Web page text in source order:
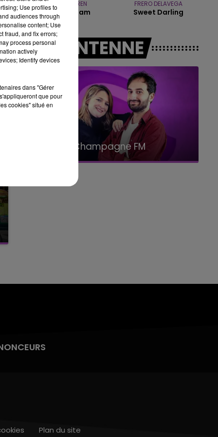
14h00 - 15h00
LA RADIO POP
ALEX WARREN
Fever Dream
FRERO DELAVEGA
Sweet Darling
A L'ANTENNE
Le Club Champagne FM
Plan du site
Use profiles to
audiences through
content; Use
fraud, and fix errors;
process personal
actively
Identify devices
dans "Gérer
que pour
cookies" situé en